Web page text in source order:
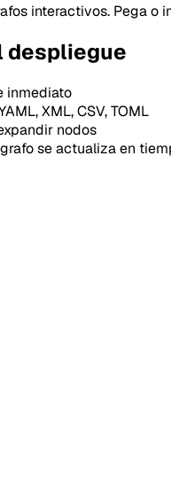
interactivos. Pega
despliegue
inmediato
XML, CSV, TOML
nodos
se actualiza en